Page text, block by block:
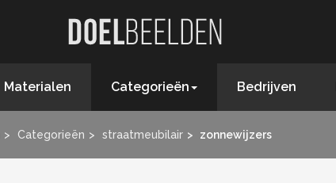
Materialen Categorieën Bedrijven
Categorieën straatmeubilair zonnewijzers